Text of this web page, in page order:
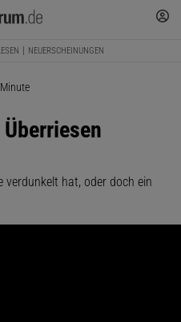
NEUERSCHEINUNGEN
verdunkelt hat, oder doch ein